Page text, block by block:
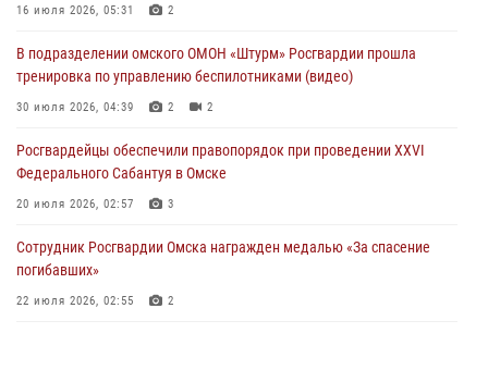
Руси в Омске
При содействии спецназа Росгвардии пресечены нарушения
миграционного законодательства в Омске (видео)
16 июля 2026, 05:31 2
В подразделении омского ОМОН «Штурм» Росгвардии прошла
тренировка по управлению беспилотниками (видео)
30 июля 2026, 04:39 2 2
Росгвардейцы обеcпечили правопорядок при проведении XXVI
Федерального Сабантуя в Омске
20 июля 2026, 02:57 3
Сотрудник Росгвардии Омска награжден медалью «За спасение
погибавших»
22 июля 2026, 02:55 2